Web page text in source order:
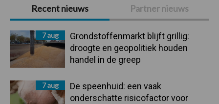
Sidebar
Recent nieuws Partner nieuws
7 aug
Grondstoffenmarkt blijft grillig:
droogte en geopolitiek houden
handel in de greep
7 aug
De speenhuid: een vaak
onderschatte risicofactor voor